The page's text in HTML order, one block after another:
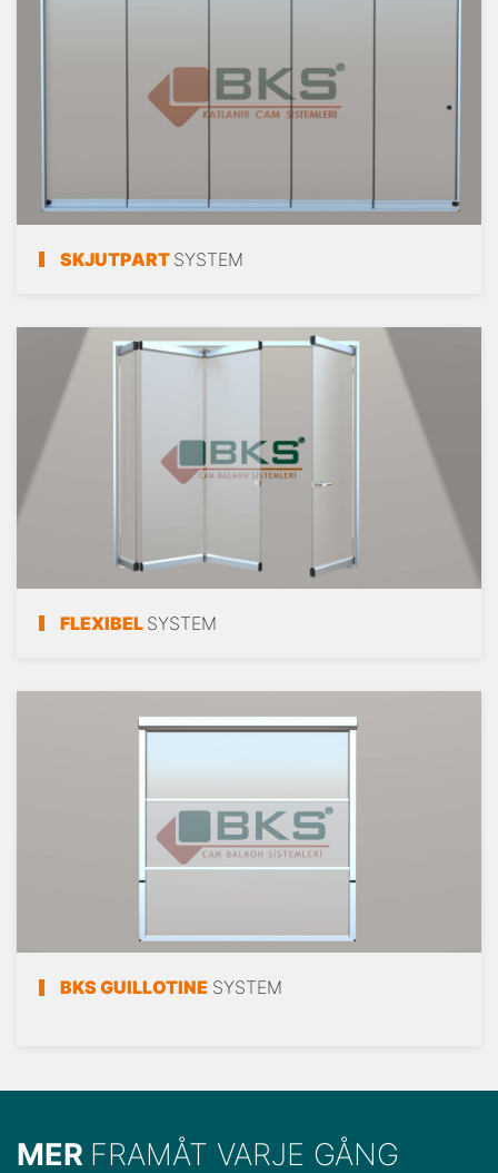
SKJUTPART SYSTEM
FLEXIBEL SYSTEM
BKS GUILLOTINE SYSTEM
MER FRAMÅT VARJE GÅNG